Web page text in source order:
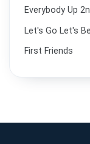
Everybody Up
Let's Go Let's
First Friends